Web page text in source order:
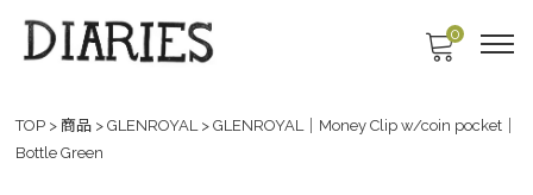
0
TOP > 商品 > GLENROYAL> GLENROYAL｜Money Clip w/coin pocket｜
Bottle Green